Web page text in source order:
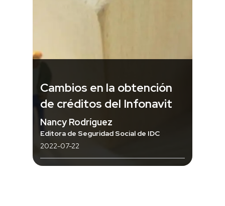
Cambios en la obtención
de créditos del Infonavit
Nancy Rodríguez
Editora de Seguridad Social de IDC
2022-07-22